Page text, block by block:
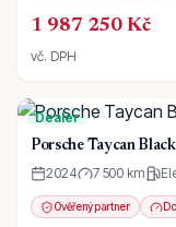
1 987 250 Kč
vč. DPH
Dealer
Porsche Taycan
2024 7 500 km
Ověřený partner